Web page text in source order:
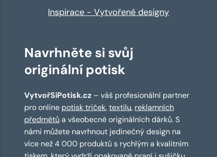
Inspirace - Vytvořené designy
Navrhněte si svůj
originální potisk
VytvořSiPotisk.cz – váš profesionální partner
pro online potisk triček,textilu, reklamních
předmětů a všeobecně originálních dárků. S
námi můžete navrhnout jedinečný design na
více než 4 000 produktů s rychlým a kvalitním